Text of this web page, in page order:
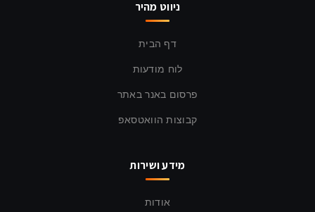
ניווט מהיר
דף הבית
לוח מודעות
פרסום באנר באתר
קבוצות הוואטסאפ
מידע ושירות
אודות